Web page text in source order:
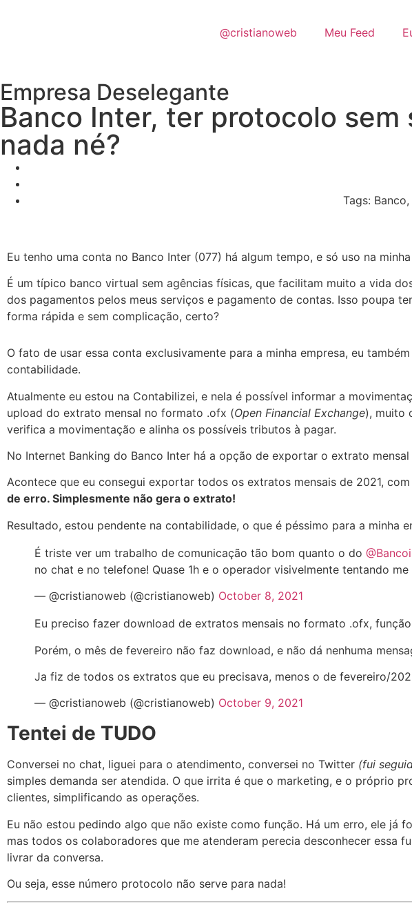
@cristianoweb Meu Feed
Empresa Deselegante
Banco Inter, ter protocolo sem
nada né?
Tags: Banco,
Eu tenho uma conta no Banco Inter (077) há algum tempo, e só uso na
É um típico banco virtual sem agências físicas, que facilitam muito a vida
dos pagamentos pelos meus serviços e pagamento de contas. Isso poupa
forma rápida e sem complicação, certo?
O fato de usar essa conta exclusivamente para a minha empresa, eu
contabilidade.
Atualmente eu estou na Contabilizei, e nela é possível informar a
upload do extrato mensal no formato .ofx (Open Financial Exchange), muito
verifica a movimentação e alinha os possíveis tributos à pagar.
No Internet Banking do Banco Inter há a opção de exportar o extrato
Acontece que eu consegui exportar todos os extratos mensais de 2021,
de erro. Simplesmente não gera o extrato!
Resultado, estou pendente na contabilidade, o que é péssimo para a minha
É triste ver um trabalho de comunicação tão bom quanto o do
no chat e no telefone! Quase 1h e o operador visivelmente tentando
— @cristianoweb (@cristianoweb) October 8, 2021
Eu preciso fazer download de extratos mensais no formato .ofx,
Porém, o mês de fevereiro não faz download, e não dá nenhuma
Ja fiz de todos os extratos que eu precisava, menos o de fevereiro/
— @cristianoweb (@cristianoweb) October 9, 2021
Tentei de TUDO
Conversei no chat, liguei para o atendimento, conversei no Twitter (fui
simples demanda ser atendida. O que irrita é que o marketing, e o próprio
clientes, simplificando as operações.
Eu não estou pedindo algo que não existe como função. Há um erro, ele
mas todos os colaboradores que me atenderam perecia desconhecer essa
livrar da conversa.
Ou seja, esse número protocolo não serve para nada!